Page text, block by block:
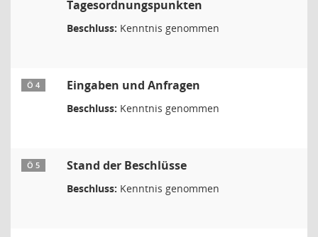
Tagesordnungspunkten
Beschluss: Kenntnis genommen
Ö 4 Eingaben und Anfragen
Beschluss: Kenntnis genommen
Ö 5 Stand der Beschlüsse
Beschluss: Kenntnis genommen